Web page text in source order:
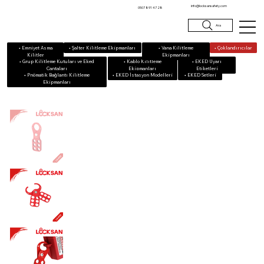
0507 891 47 28 info@locksansafety.com
Ara
• Emniyet Asma
Kilitler
• Grup Kilitleme Kutuları ve Eked
Çantaları
• Şalter Kilitleme Ekipmanları
• Kablo Kilitleme
Ekipmanları
• Vana Kilitleme
Ekipmanları
• Pnömatik Bağlantı Kilitleme
Ekipmanları
• Çoklandırıcılar
• EKED Uyarı
Etiketleri
• EKED Setleri
• EKED İstasyon Modelleri